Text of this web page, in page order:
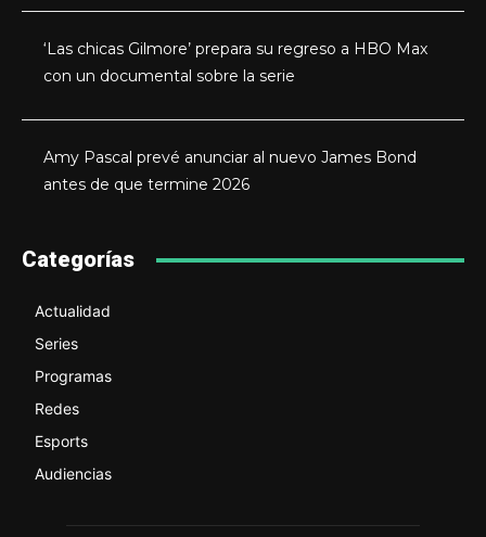
‘Las chicas Gilmore’ prepara su regreso a HBO Max
con un documental sobre la serie
Amy Pascal prevé anunciar al nuevo James Bond
antes de que termine 2026
Categorías
Actualidad
Series
Programas
Redes
Esports
Audiencias